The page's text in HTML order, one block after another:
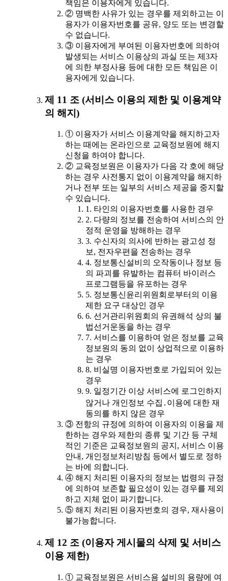
책임은 이용자에게 있습니다.
② 명백한 사유가 있는 경우를 제외하고는 이
용자가 이용자번호를 공유, 양도 또는 변경할
수 없습니다.
③ 이용자에게 부여된 이용자번호에 의하여
발생되는 서비스 이용상의 과실 또는 제3자
에 의한 부정사용 등에 대한 모든 책임은 이
용자에게 있습니다.
제 11 조 (서비스 이용의 제한 및 이용계약
의 해지)
① 이용자가 서비스 이용계약을 해지하고자
하는 때에는 온라인으로 교육정보원에 해지
신청을 하여야 합니다.
② 교육정보원은 이용자가 다음 각 호에 해당
하는 경우 사전통지 없이 이용계약을 해지하
거나 전부 또는 일부의 서비스 제공을 중지할
수 있습니다.
1. 타인의 이용자번호를 사용한 경우
2. 다량의 정보를 전송하여 서비스의 안
정적 운영을 방해하는 경우
3. 수신자의 의사에 반하는 광고성 정
보, 전자우편을 전송하는 경우
4. 정보통신설비의 오작동이나 정보 등
의 파괴를 유발하는 컴퓨터 바이러스
프로그램등을 유포하는 경우
5. 정보통신윤리위원회로부터의 이용
제한 요구 대상인 경우
6. 선거관리위원회의 유권해석 상의 불
법선거운동을 하는 경우
7. 서비스를 이용하여 얻은 정보를 교육
정보원의 동의 없이 상업적으로 이용하
는 경우
8. 비실명 이용자번호로 가입되어 있는
경우
9. 일정기간 이상 서비스에 로그인하지
않거나 개인정보 수집․이용에 대한 재
동의를 하지 않은 경우
③ 전항의 규정에 의하여 이용자의 이용을 제
한하는 경우와 제한의 종류 및 기간 등 구체
적인 기준은 교육정보원의 공지, 서비스 이용
안내, 개인정보처리방침 등에서 별도로 정하
는 바에 의합니다.
④ 해지 처리된 이용자의 정보는 법령의 규정
에 의하여 보존할 필요성이 있는 경우를 제외
하고 지체 없이 파기합니다.
⑤ 해지 처리된 이용자번호의 경우, 재사용이
불가능합니다.
제 12 조 (이용자 게시물의 삭제 및 서비스
이용 제한)
① 교육정보원은 서비스용 설비의 용량에 여